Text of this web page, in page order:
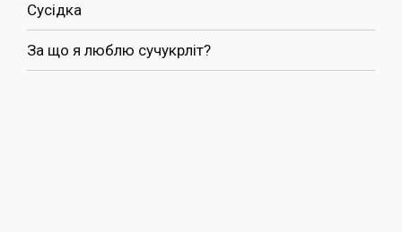
Сусідка
За що я люблю сучукрліт?